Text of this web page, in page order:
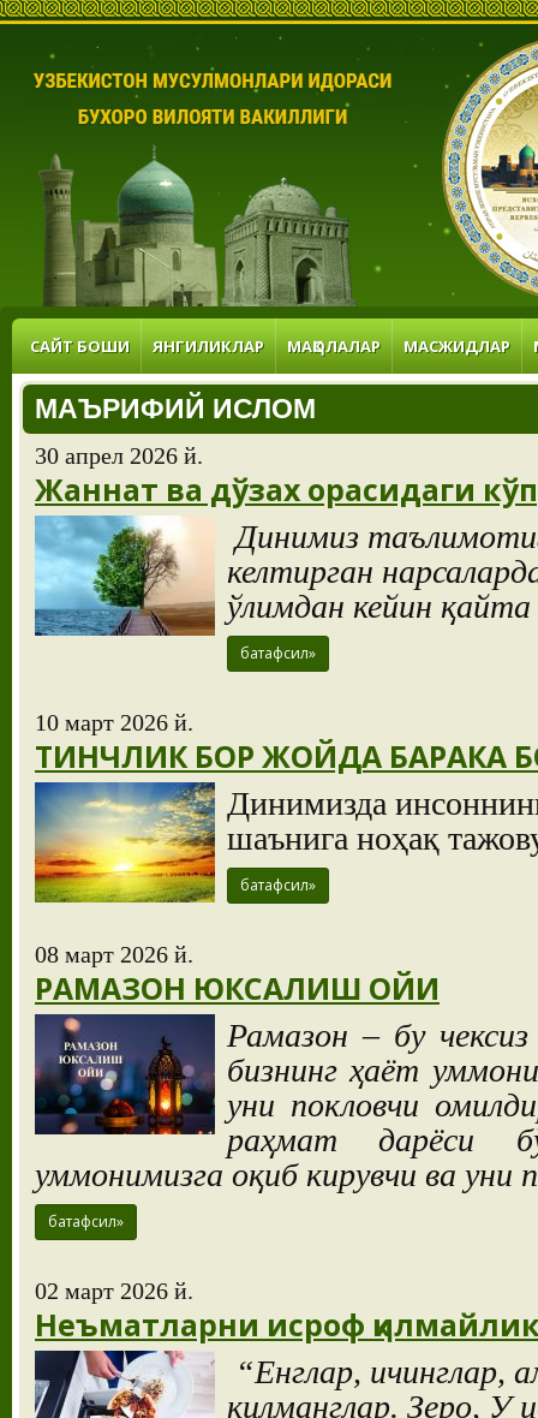
САЙТ БОШИ ЯНГИЛИКЛАР МАҚОЛАЛАР МАСЖИДЛАР
МАЪРИФИЙ ИСЛОМ
30 апрел 2026 й.
Жаннат ва дўзах орасидаги
Динимиз
келтирган
ўлимдан кейин
батафсил»
10 март 2026 й.
ТИНЧЛИК БОР ЖОЙДА БАРАКА
Динимизда
шаънига ноҳақ
батафсил»
08 март 2026 й.
РАМАЗОН ЮКСАЛИШ ОЙИ
Рамазон – бу
бизнинг ҳаёт
уни покловчи
раҳмат дарёси
уммонимизга оқиб кирувчи ва уни
батафсил»
02 март 2026 й.
Неъматларни исроф
“Енглар, ичинглар,
қилманглар. Зеро, У